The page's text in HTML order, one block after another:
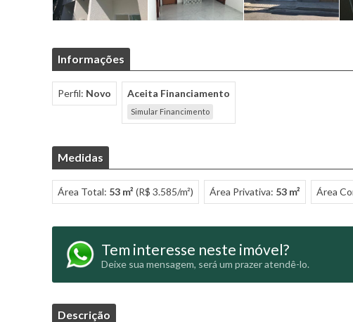
Informações
Perfil: Novo Aceita Financiamento
Simular Financimento
Medidas
Área Total: 53 m² (R$ 3.585/m²) Área Privativa: 53 m² Área
Tem interesse neste imóvel?
Deixe sua mensagem, será um prazer atendê-lo.
Descrição